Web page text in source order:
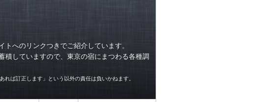
へのリンクつきでご紹介しています。
積していますので、東京の宿にまつわる各種調
ば訂正します」という以外の責任は負いかねます。